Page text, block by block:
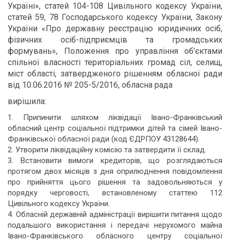
Україні», статей 104-108 Цивільного кодексу України,
статей 59, 78 Господарського кодексу України, Закону
України «Про державну реєстрацію юридичних осіб,
фізичних осіб-підприємців та громадських
формувань», Положення про управління об’єктами
спільної власності територіальних громад сіл, селищ,
міст області, затвердженого рішенням обласної ради
від 10.06.2016 № 205-5/2016, обласна рада
вирішила:
1. Припинити шляхом ліквідації Івано-Франківський
обласний центр соціальної підтримки дітей та сімей Івано-
Франківської обласної ради (код ЄДРПОУ 43128644).
2. Утворити ліквідаційну комісію та затвердити її склад.
3. Встановити вимоги кредиторів, що розглядаються
протягом двох місяців з дня оприлюднення повідомлення
про прийняття цього рішення та задовольняються у
порядку черговості, встановленому статтею 112
Цивільного кодексу України.
4. Обласній державній адміністрації вирішити питання щодо
подальшого використання і передачі нерухомого майна
Івано-Франківського обласного центру соціальної